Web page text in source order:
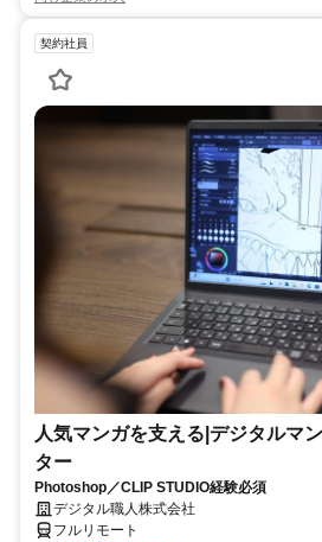
契約社員
人気マンガを支える|デジタルマ
ター
Photoshop／CLIP STUDIO経験必須
デジタル職人株式会社
フルリモート